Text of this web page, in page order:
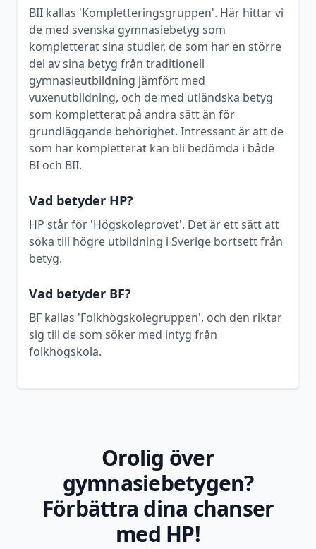
BII kallas 'Kompletteringsgruppen'. Här hittar vi
de med svenska gymnasiebetyg som
kompletterat sina studier, de som har en större
del av sina betyg från traditionell
gymnasieutbildning jämfört med
vuxenutbildning, och de med utländska betyg
som kompletterat på andra sätt än för
grundläggande behörighet. Intressant är att de
som har kompletterat kan bli bedömda i både
BI och BII.
Vad betyder HP?
HP står för 'Högskoleprovet'. Det är ett sätt att
söka till högre utbildning i Sverige bortsett från
betyg.
Vad betyder BF?
BF kallas 'Folkhögskolegruppen', och den riktar
sig till de som söker med intyg från
folkhögskola.
Orolig över
gymnasiebetygen?
Förbättra dina chanser
med HP!